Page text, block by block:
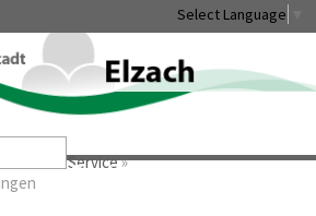
Select Language
»Service»
& Service